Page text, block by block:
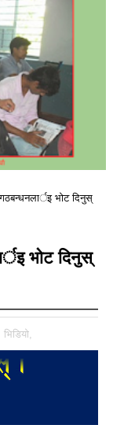
भाेट दिनुस्
भाेट दिनुस्
भिडियो,